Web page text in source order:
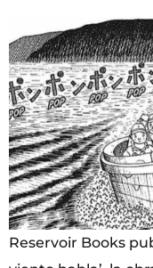
Reservoir Books